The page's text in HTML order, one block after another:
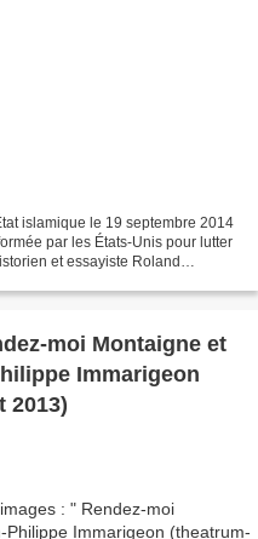
islamique le 19 septembre 2014
par les États-Unis pour lutter
et essayiste Roland
moi Montaigne et
Immarigeon
2013)